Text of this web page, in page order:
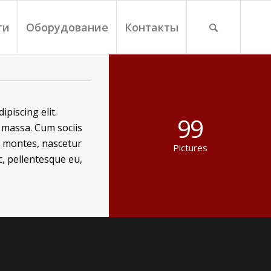
Оборудование Контакты
elit.
Cum sociis
nascetur
pellentesque eu,
99
Pictures